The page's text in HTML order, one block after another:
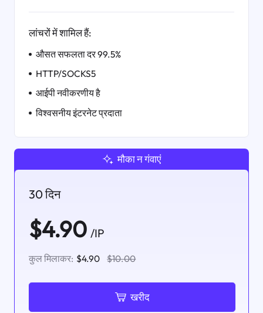
लांचरों में शामिल हैं:
औसत सफलता दर 99.5%
HTTP/SOCKS5
आईपी ​​नवीकरणीय है
विश्वसनीय इंटरनेट प्रदाता
मौका न गंवाएं
30 दिन
$4.90 /IP
कुल मिलाकर: $4.90 $10.00
खरीद